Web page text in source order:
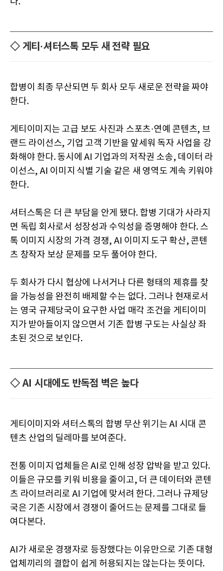
◇ 게티·셔터스톡 모두 새 전략 필요
합병이 최종 무산되면 두 회사 모두 새로운 전략을 짜야
한다.
게티이미지는 고급 보도 사진과 스포츠·연예 콘텐츠, 브
랜드 라이선스, 기업 고객 기반을 앞세워 독자 사업을 강
화해야 한다. 동시에 AI 기업과의 저작권 소송, 데이터 라
이선스, AI 이미지 식별 기술 같은 새 영역도 계속 키워야
한다.
셔터스톡은 더 큰 부담을 안게 됐다. 합병 기대가 사라지
면 독립 회사로서 성장성과 수익성을 증명해야 한다. 스
톡 이미지 시장의 가격 경쟁, AI 이미지 도구 확산, 콘텐
츠 창작자 보상 문제를 모두 풀어야 한다.
두 회사가 다시 협상에 나서거나 다른 형태의 제휴를 찾
을 가능성을 완전히 배제할 수는 없다. 그러나 현재로서
는 영국 규제당국이 요구한 사업 매각 조건을 게티이미
지가 받아들이지 않으면서 기존 합병 구도는 사실상 좌
초된 것으로 보인다.
◇ AI 시대에도 반독점 벽은 높다
게티이미지와 셔터스톡의 합병 무산 위기는 AI 시대 콘
텐츠 산업의 딜레마를 보여준다.
전통 이미지 업체들은 AI로 인해 성장 압박을 받고 있다.
이들은 규모를 키워 비용을 줄이고, 더 큰 데이터와 콘텐
츠 라이브러리로 AI 기업에 맞서려 한다. 그러나 규제당
국은 기존 시장에서 경쟁이 줄어드는 문제를 그대로 들
여다본다.
AI가 새로운 경쟁자로 등장했다는 이유만으로 기존 대형
업체끼리의 결합이 쉽게 허용되지는 않는다는 뜻이다.